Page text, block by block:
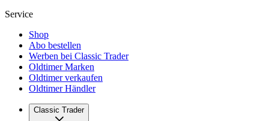
Service
Shop
Abo bestellen
Werben bei Classic Trader
Oldtimer Marken
Oldtimer verkaufen
Oldtimer Händler
Classic Trader